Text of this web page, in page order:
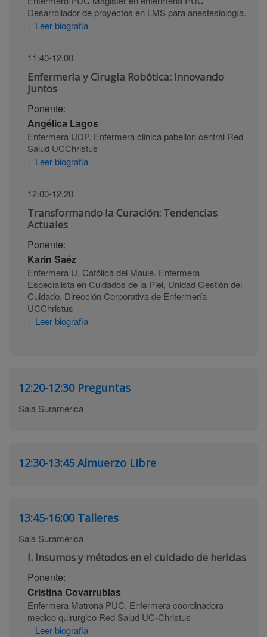
Desarrollador de proyectos en LMS para anestesiología.
+ Leer biografia
11:40-12:00
Enfermería y Cirugía Robótica: Innovando
Juntos
Ponente:
Angélica Lagos
Enfermera UDP. Enfermera clinica pabellon central Red
Salud UCChristus
+ Leer biografia
12:00-12:20
Transformando la Curación: Tendencias
Actuales
Ponente:
Karin Saéz
Enfermera U. Católica del Maule. Enfermera
Especialista en Cuidados de la Piel, Unidad Gestión del
Cuidado, Dirección Corporativa de Enfermería
UCChristus
+ Leer biografia
12:20-12:30 Preguntas
Sala Suramérica
12:30-13:45Almuerzo Libre
13:45-16:00 Talleres
Sala Suramérica
I. Insumos y métodos en el cuidado de heridas
Ponente:
Cristina Covarrubias
Enfermera Matrona PUC. Enfermera coordinadora
medico quirurgico Red Salud UC-Christus
+ Leer biografia